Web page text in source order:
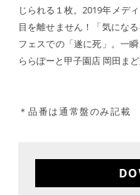
じられる１枚。2019年メデ
目を離せません！「気にな
フェスでの「遂に死」。一
ららぽーと甲子園店 岡田まど
＊品番は通常盤のみ記載